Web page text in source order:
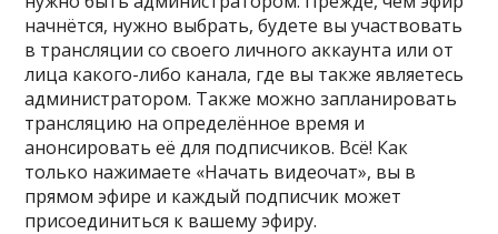
начнётся, нужно выбрать, будете вы участвовать
в трансляции со своего личного аккаунта или от
лица какого-либо канала, где вы также являетесь
администратором. Также можно запланировать
трансляцию на определённое время и
анонсировать её для подписчиков. Всё! Как
только нажимаете «Начать видеочат», вы в
прямом эфире и каждый подписчик может
присоединиться к вашему эфиру.